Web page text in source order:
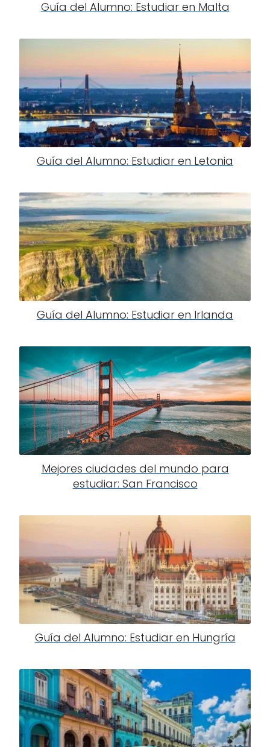
Guía del Alumno: Estudiar en Malta
Guía del Alumno: Estudiar en Letonia
Guía del Alumno: Estudiar en Irlanda
Mejores ciudades del mundo para
estudiar: San Francisco
Guía del Alumno: Estudiar en Hungría